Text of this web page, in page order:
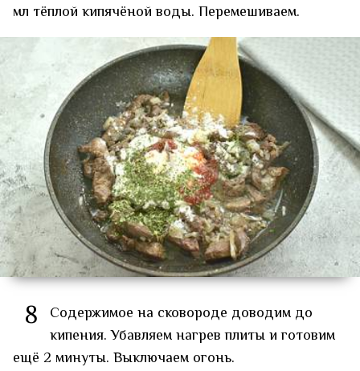
мл тёплой кипячёной воды. Перемешиваем.
8
Содержимое на сковороде доводим до
кипения. Убавляем нагрев плиты и готовим
ещё 2 минуты. Выключаем огонь.